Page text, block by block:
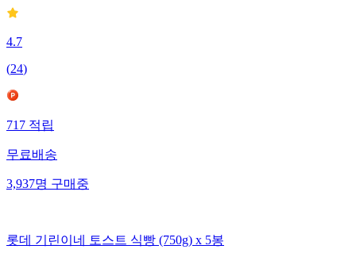
4.7
(24)
717적립
무료배송
3,937명구매중
롯데 기린이네 토스트 식빵 (750g) x 5봉